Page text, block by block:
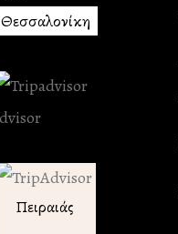
Θεσσαλονίκη
Πειραιάς